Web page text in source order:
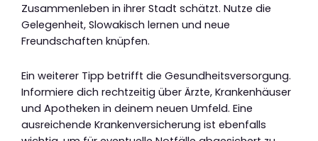
Zusammenleben in ihrer Stadt schätzt. Nutze die
Gelegenheit, Slowakisch lernen und neue
Freundschaften knüpfen.
Ein weiterer Tipp betrifft die Gesundheitsversorgung.
Informiere dich rechtzeitig über Ärzte, Krankenhäuser
und Apotheken in deinem neuen Umfeld. Eine
ausreichende Krankenversicherung ist ebenfalls